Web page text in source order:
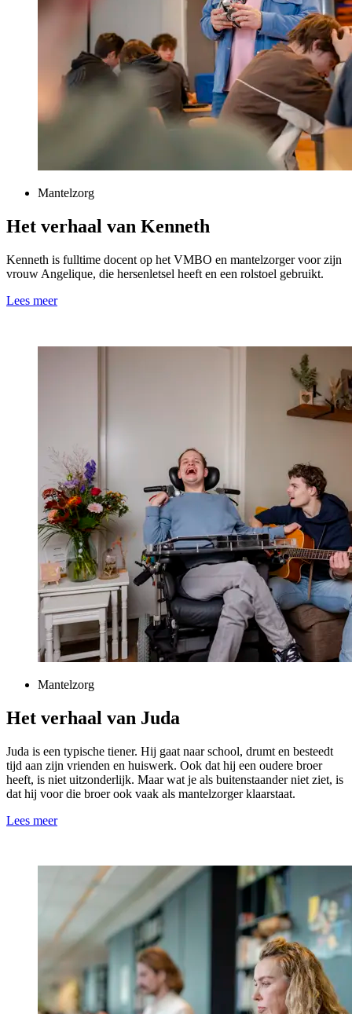
Mantelzorg
Het verhaal van Kenneth
Kenneth is fulltime docent op het VMBO en mantelzorger voor zijn
vrouw Angelique, die hersenletsel heeft en een rolstoel gebruikt.
Lees meer
Mantelzorg
Het verhaal van Juda
Juda is een typische tiener. Hij gaat naar school, drumt en besteedt
tijd aan zijn vrienden en huiswerk. Ook dat hij een oudere broer
heeft, is niet uitzonderlijk. Maar wat je als buitenstaander niet ziet, is
dat hij voor die broer ook vaak als mantelzorger klaarstaat.
Lees meer